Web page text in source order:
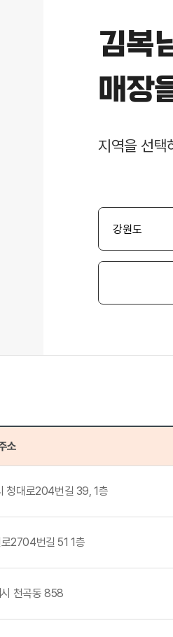
김복
매장
지역을 선택
소
청대로204번길 39, 1층
2704번길 51 1층
천곡동 858